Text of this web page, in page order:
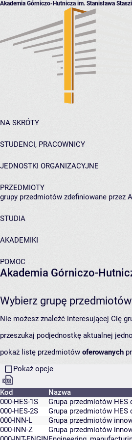
Akademia Górniczo-Hutnicza im. Stanisława
NA SKRÓTY
STUDENCI, PRACOWNICY
JEDNOSTKI ORGANIZACYJNE
PRZEDMIOTY
grupy przedmiotów zdefiniowane przez
STUDIA
AKADEMIKI
POMOC
Akademia Górniczo-
Wybierz grupę przedmiotów
Nie możesz znaleźć interesującej Cię
przeszukaj podjednostkę aktualnej
pokaż listę przedmiotów oferowanych
Pokaż opcje
Kod Nazwa
000-HES-1S
Grupa przedmiotów HES
000-HES-2S
Grupa przedmiotów HES
000-INN-L
Grupa przedmiotów
000-INN-Z
Grupa przedmiotów